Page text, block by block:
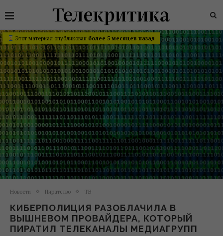
Этот материал опубликован более 5 месяцев назад
Новости Пиратство ТВ
КИБЕРПОЛИЦИЯ РАЗОБЛАЧИЛА В
ВЫШНЕВОМ ПРОВАЙДЕРА, КОТОРЫЙ
ПИРАТИЛ ТЕЛЕКАНАЛЫ МЕДИАГРУПП